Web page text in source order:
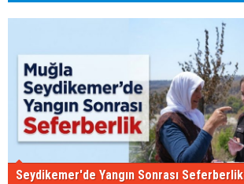
Seydikemer'de Yangın Sonrası Seferberlik